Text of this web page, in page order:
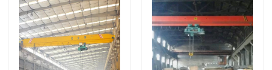
Γύρος εργοστασίων
Ποιοτικός έλεγχος